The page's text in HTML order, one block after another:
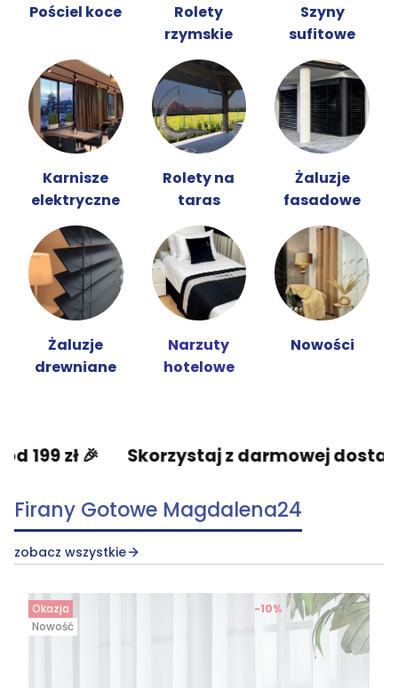
Pościel koce
Rolety
rzymskie
Szyny
sufitowe
Karnisze
elektryczne
Rolety na
taras
Żaluzje
fasadowe
Żaluzje
drewniane
Narzuty
hotelowe
Nowości
Skorzystaj z darmowej dostawy od 199 zł 🎉
Firany Gotowe Magdalena24
zobacz wszystkie
Okazja
Nowość
-10%